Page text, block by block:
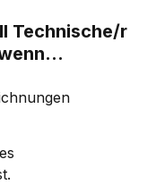
Technische/r